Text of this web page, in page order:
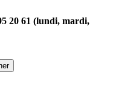
20 61 (lundi, mardi,